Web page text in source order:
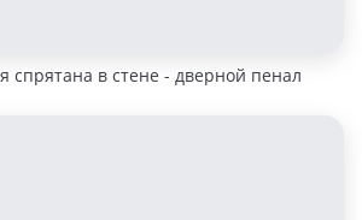
спрятана в стене - дверной пенал